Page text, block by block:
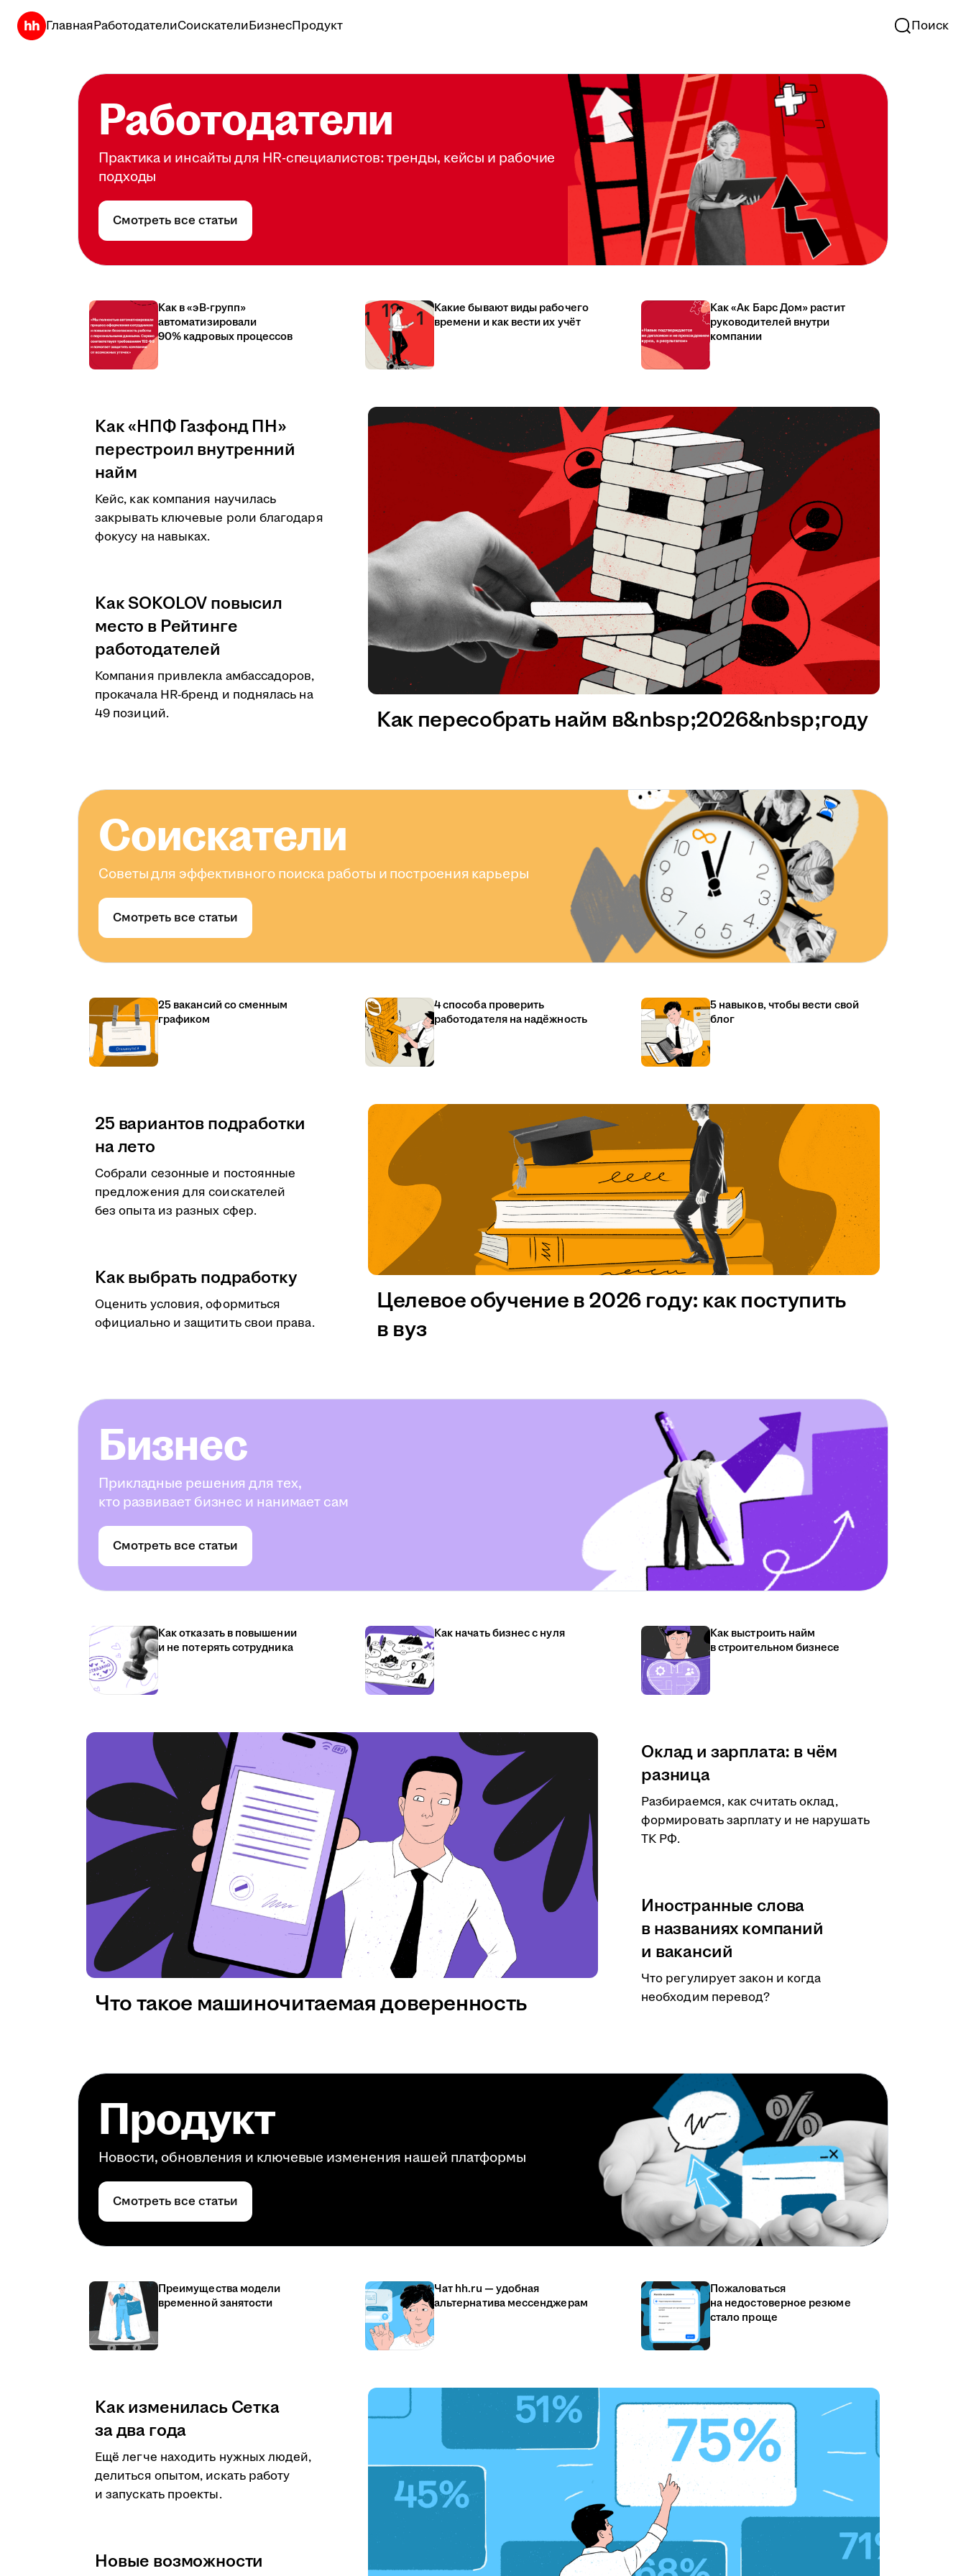
ГлавнаяРаботодателиСоискателиБизнесПродукт Поиск
Работодатели
Практика и инсайты для HR-специалистов: тренды, кейсы и рабочие
подходы
Смотреть все статьи
Как в «эВ-групп»
автоматизировали
90% кадровых процессов
Какие бывают виды рабочего
времени и как вести их учёт
Как «Ак Барс Дом» растит
руководителей внутри
компании
Как «НПФ Газфонд ПН»
перестроил внутренний
найм
Кейс, как компания научилась
закрывать ключевые роли благодаря
фокусу на навыках.
Как SOKOLOV повысил
место в Рейтинге
работодателей
Компания привлекла амбассадоров,
прокачала HR-бренд и поднялась на
49 позиций.
Как пересобрать найм в&nbsp;2026&nbsp;году
Соискатели
Советы для эффективного поиска работы и построения карьеры
Смотреть все статьи
25 вакансий со сменным
графиком
4 способа проверить
работодателя на надёжность
5 навыков, чтобы вести свой
блог
25 вариантов подработки
на лето
Собрали сезонные и постоянные
предложения для соискателей
без опыта из разных сфер.
Как выбрать подработку
Оценить условия, оформиться
официально и защитить свои права.
Целевое обучение в 2026 году: как поступить
в вуз
Бизнес
Прикладные решения для тех,
кто развивает бизнес и нанимает сам
Смотреть все статьи
Как отказать в повышении
и не потерять сотрудника
Как начать бизнес с нуля
Как выстроить найм
в строительном бизнесе
Оклад и зарплата: в чём
разница
Разбираемся, как считать оклад,
формировать зарплату и не нарушать
ТК РФ.
Иностранные слова
в названиях компаний
и вакансий
Что регулирует закон и когда
необходим перевод?
Что такое машиночитаемая доверенность
Продукт
Новости, обновления и ключевые изменения нашей платформы
Смотреть все статьи
Преимущества модели
временной занятости
Чат hh.ru — удобная
альтернатива мессенджерам
Пожаловаться
на недостоверное резюме
стало проще
Как изменилась Сетка
за два года
Ещё легче находить нужных людей,
делиться опытом, искать работу
и запускать проекты.
Новые возможности